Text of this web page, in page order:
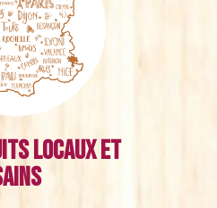
locaux et